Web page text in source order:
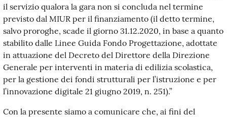
il servizio qualora la gara non si concluda nel termine
previsto dal MIUR per il finanziamento (il detto termine,
salvo proroghe, scade il giorno 31.12.2020, in base a quanto
stabilito dalle Linee Guida Fondo Progettazione, adottate
in attuazione del Decreto del Direttore della Direzione
Generale per interventi in materia di edilizia scolastica,
per la gestione dei fondi strutturali per l’istruzione e per
l’innovazione digitale 21 giugno 2019, n. 251).”
Con la presente siamo a comunicare che, ai fini del